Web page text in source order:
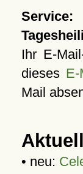
Service:
Ihr E-
dieses E-
Mail
• neu: